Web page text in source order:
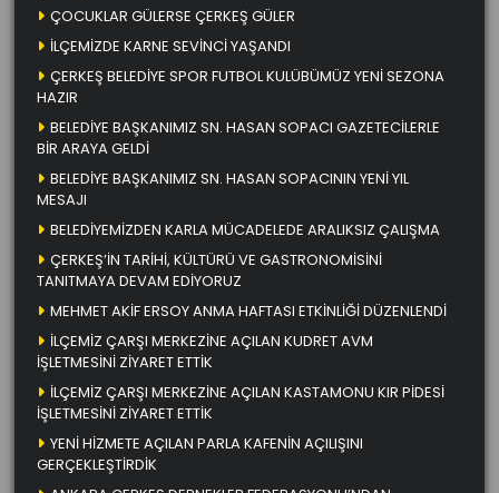
ÇOCUKLAR GÜLERSE ÇERKEŞ GÜLER
İLÇEMİZDE KARNE SEVİNCİ YAŞANDI
ÇERKEŞ BELEDİYE SPOR FUTBOL KULÜBÜMÜZ YENİ SEZONA
HAZIR
BELEDİYE BAŞKANIMIZ SN. HASAN SOPACI GAZETECİLERLE
BİR ARAYA GELDİ
BELEDİYE BAŞKANIMIZ SN. HASAN SOPACININ YENİ YIL
MESAJI
BELEDİYEMİZDEN KARLA MÜCADELEDE ARALIKSIZ ÇALIŞMA
ÇERKEŞ’İN TARİHİ, KÜLTÜRÜ VE GASTRONOMİSİNİ
TANITMAYA DEVAM EDİYORUZ
MEHMET AKİF ERSOY ANMA HAFTASI ETKİNLİĞİ DÜZENLENDİ
İLÇEMİZ ÇARŞI MERKEZİNE AÇILAN KUDRET AVM
İŞLETMESİNİ ZİYARET ETTİK
İLÇEMİZ ÇARŞI MERKEZİNE AÇILAN KASTAMONU KIR PİDESİ
İŞLETMESİNİ ZİYARET ETTİK
YENİ HİZMETE AÇILAN PARLA KAFENİN AÇILIŞINI
GERÇEKLEŞTİRDİK